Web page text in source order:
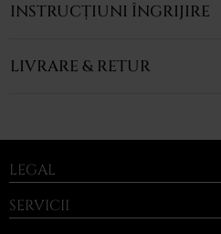
INSTRUCȚIUNI ÎNGRIJIRE
LIVRARE & RETUR
LEGAL
SERVICII